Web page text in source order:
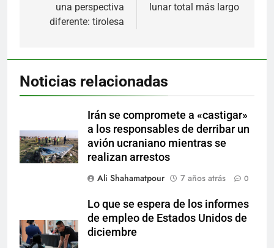
una perspectiva
diferente: tirolesa
lunar total más largo
Noticias relacionadas
Irán se compromete a «castigar»
a los responsables de derribar un
avión ucraniano mientras se
realizan arrestos
Ali Shahamatpour
7 años atrás 0
Lo que se espera de los informes
de empleo de Estados Unidos de
diciembre